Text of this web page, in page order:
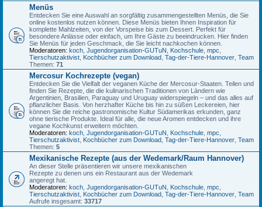
Menüs
Entdecken Sie eine Auswahl an sorgfältig zusammengestellten Menüs, die Sie
online kostenlos nutzen können. Diese Menüs bieten Ihnen Inspiration für
komplette Mahlzeiten, von der Vorspeise bis zum Dessert. Perfekt für
besondere Anlässe oder einfach, um Ihre Gäste zu beeindrucken. Hier finden
Sie Menüs für jeden Geschmack, die Sie leicht nachkochen können.
Moderatoren: koch Jugendorganisation-GUTuN Kochschule mpc
Tierschutzaktivist Kochbücher zum Download Tag-der-Tiere-Hannover Team
Themen: 71
Mercosur Kochrezepte (vegan)
Entdecken Sie die Vielfalt der veganen Küche der Mercosur-Staaten. Teilen und
finden Sie Rezepte, die die kulinarischen Traditionen von Ländern wie
Argentinien, Brasilien, Paraguay und Uruguay widerspiegeln – und das alles auf
pflanzlicher Basis. Von herzhafter Küche bis hin zu süßen Leckereien, hier
können Sie die reiche gastronomische Kultur Südamerikas erkunden, ganz
ohne tierische Produkte. Ideal für alle, die neue Aromen entdecken und ihre
vegane Kochkunst erweitern möchten.
Moderatoren: koch Jugendorganisation-GUTuN Kochschule mpc
Tierschutzaktivist Kochbücher zum Download Tag-der-Tiere-Hannover Team
Themen: 5
Mexikanische Rezepte (aus der Wedemark/Raum Hannover)
An dieser Stelle präsentieren wir unsere mexikanischen
Rezepte zu denen uns ein Restaurant aus der Wedemark
angeregt hat.
Moderatoren: koch Jugendorganisation-GUTuN Kochschule mpc
Tierschutzaktivist Kochbücher zum Download Tag-der-Tiere-Hannover Team
Aufrufe insgesamt: 33717